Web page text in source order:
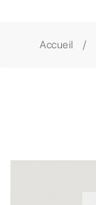
Accueil